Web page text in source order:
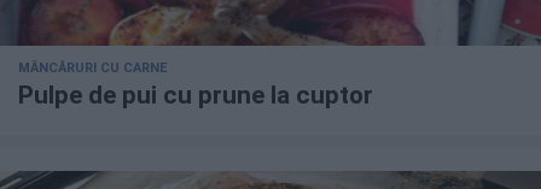
MÂNCĂRURI CU CARNE
Pulpe de pui cu prune la cuptor